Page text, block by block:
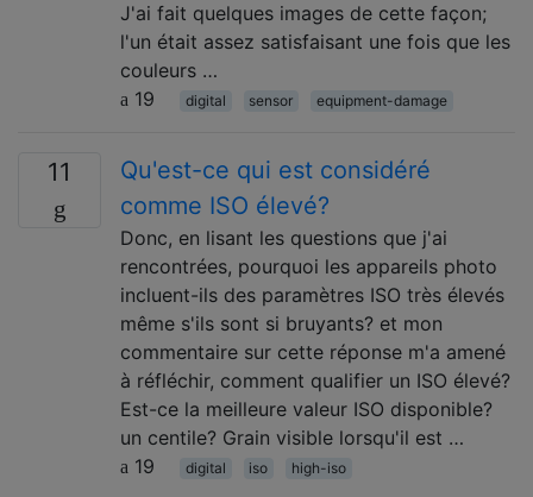
J'ai fait quelques images de cette façon;
l'un était assez satisfaisant une fois que les
couleurs …
19
digital sensor equipment-damage
11
Qu'est-ce qui est considéré
comme ISO élevé?
Donc, en lisant les questions que j'ai
rencontrées, pourquoi les appareils photo
incluent-ils des paramètres ISO très élevés
même s'ils sont si bruyants? et mon
commentaire sur cette réponse m'a amené
à réfléchir, comment qualifier un ISO élevé?
Est-ce la meilleure valeur ISO disponible?
un centile? Grain visible lorsqu'il est …
19
digital iso high-iso